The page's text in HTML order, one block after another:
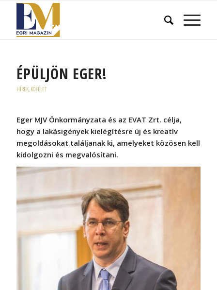
ÉPÜLJÖN EGER!
HÍREK,KÖZÉLET
Eger MJV Önkormányzata és az EVAT Zrt. célja,
hogy a lakásigények kielégítésre új és kreatív
megoldásokat találjanak ki, amelyeket közösen kell
kidolgozni és megvalósítani.